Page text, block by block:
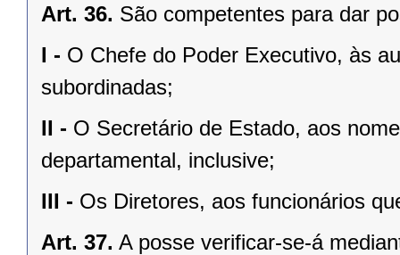
Art. 36. São competentes para dar
I - O Chefe do Poder Executivo, às
subordinadas;
II - O Secretário de Estado, aos
departamental, inclusive;
III - Os Diretores, aos funcionários
Art. 37. A posse verificar-se-á